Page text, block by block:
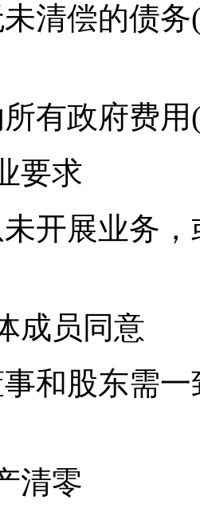
偿的债务(
政府费用(
求
展业务，
员同意
股东需一
零